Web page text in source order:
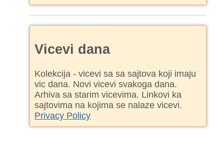
Vicevi dana
Kolekcija - vicevi sa sa sajtova koji imaju
vic dana. Novi vicevi svakoga dana.
Arhiva sa starim vicevima. Linkovi ka
sajtovima na kojima se nalaze vicevi.
Privacy Policy